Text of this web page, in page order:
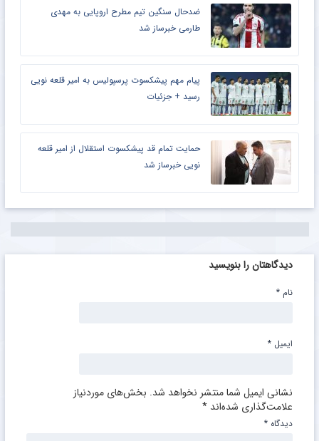
ضدحال سنگین تیم مطرح اروپایی به مهدی
طارمی خبرساز شد
پیام مهم پیشکسوت پرسپولیس به امیر قلعه نویی
رسید + جزئیات
حمایت تمام قد پیشکسوت استقلال از امیر قلعه
نویی خبرساز شد
دیدگاهتان را بنویسید
نشانی ایمیل شما منتشر نخواهد شد. بخش‌های موردنیاز
علامت‌گذاری شده‌اند *
دیدگاه *
نام *
ایمیل *